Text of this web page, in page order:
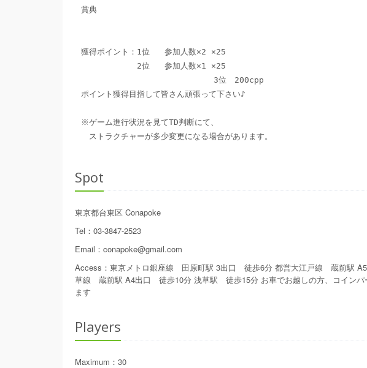
賞典
獲得ポイント：1位   参加人数×2 ×25
2位   参加人数×1 ×25
ポイント獲得目指して皆さん頑張って下さい♪
※ゲーム進行状況を見てTD判断にて、
ストラクチャーが多少変更になる場合があります。
Spot
東京都台東区 Conapoke
Tel ： 03-3847-2523
Email ： conapoke@gmail.com
Access ： 東京メトロ銀座線 田原町駅 3出口 徒歩6分 都営大江戸線 蔵前駅
草線 蔵前駅 A4出口 徒歩10分 浅草駅 徒歩15分 お車でお越しの方、コインパ
ます
Players
Maximum ： 30